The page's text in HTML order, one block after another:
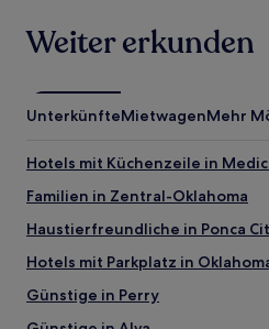
Weiter erkunden
UnterkünfteMietwagenMehr
Hotels mit Küchenzeile in
Familien in Zentral-Oklahoma
Haustierfreundliche in Ponca
Hotels mit Parkplatz in
Günstige in Perry